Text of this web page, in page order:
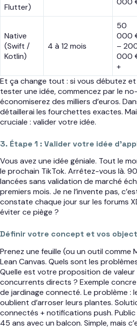
Flutter)
Native
(Swift /
Kotlin)
4 à 12 mois
50
000
–
000
+
Et ça change tout : si vous débutez
tester une idée, commencez par le
économiserez des milliers d’euros.
détaillerai les fourchettes exactes.
cruciale : valider votre idée.
3. Étape 1 : Valider votre idée
Vous avez une idée géniale. Tout le
le prochain TikTok. Arrêtez-vous là.
lancées sans validation de marché
premiers mois. Je ne l’invente pas,
constate chaque jour sur les forums
éviter ce piège ?
Définir votre concept et vos
Prenez une feuille (ou un outil comme
Lean Canvas. Quels sont les
Quelle est votre proposition de valeur
concurrents directs ? Exemple
de jardinage connecté. Le problème :
oublient d’arroser leurs plantes.
connectés + notifications push.
45 ans avec un balcon. Simple, mais